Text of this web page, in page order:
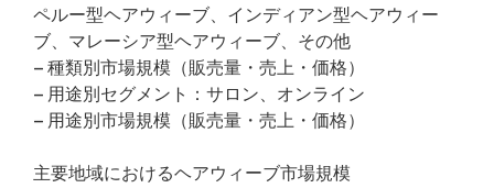
ペルー型ヘアウィーブ、インディアン型ヘアウィー
ブ、マレーシア型ヘアウィーブ、その他
– 種類別市場規模（販売量・売上・価格）
– 用途別セグメント：サロン、オンライン
– 用途別市場規模（販売量・売上・価格）
主要地域におけるヘアウィーブ市場規模